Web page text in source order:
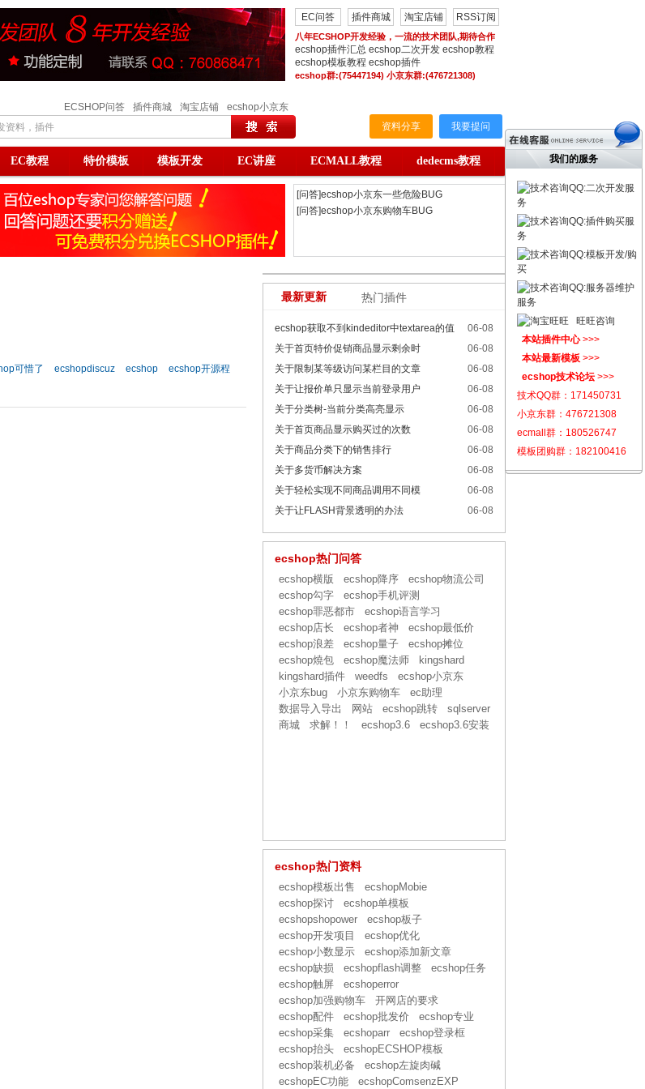
EC问答 插件商城 淘宝店铺 RSS订阅
八年ECSHOP开发经验，一流的技术团队,期待合作
ecshop插件汇总 ecshop二次开发 ecshop教程
ecshop模板教程 ecshop插件
ecshop群:(75447194) 小京东群:(476721308)
资料，插件
ECSHOP问答 插件商城 淘宝店铺
ecshop小京东
资料分享
我要提问
EC教程 特价模板 模板开发 EC讲座 ECMALL教程 dedecms教程
[问答]ecmall 收货15
[问答]kingshard不支持表明大写的
[问答]更改首页文字信息几个小
[问答]ECshop v2.7.3版 夺宝奇兵活
[问答]ecshop3.6如何安装
可惜了 ecshopdiscuz ecshop
ecshop开源程
最新更新
06-08
ecshop获取不到kindeditor中textarea的值
06-08
关于首页特价促销商品显示剩余时
06-08
关于限制某等级访问某栏目的文章
06-08
关于让报价单只显示当前登录用户
06-08
关于分类树-当前分类高亮显示
06-08
关于首页商品显示购买过的次数
06-08
关于商品分类下的销售排行
06-08
关于多货币解决方案
06-08
关于轻松实现不同商品调用不同模
06-08
关于让FLASH背景透明的办法
热门插件
ecshop热门问答
ecshop横版 ecshop降序
ecshop物流公司
ecshop勾字
ecshop手机评测
ecshop罪恶都市
ecshop语言学习
ecshop店长
ecshop者神
ecshop最低价
ecshop浪差
ecshop量子
ecshop摊位
ecshop燒包
ecshop魔法师
kingshard
kingshard插件
weedfs
ecshop小京东
小京东bug
小京东购物车
ec助理
数据导入导出
网站 ecshop跳转
sqlserver
商城
求解！！ ecshop3.6 ecshop3.6安装
ecshop热门资料
ecshop模板出售
ecshopMobie
ecshop探讨
ecshop单模板
ecshopshopower
ecshop板子
ecshop开发项目
ecshop优化
ecshop小数显示
ecshop添加新文章
ecshop缺损
ecshopflash调整
ecshop任务
ecshop触屏
ecshoperror
ecshop加强购物车
开网店的要求
ecshop配件
ecshop批发价
ecshop专业
ecshop采集
ecshoparr
ecshop登录框
ecshop抬头
ecshopECSHOP模板
ecshop装机必备
ecshop左旋肉碱
ecshopEC功能
ecshopComsenzEXP
我们的服务
QQ:二次开发服
务
QQ:插件购买服
务
QQ:模板开发/购
买
QQ:服务器维护
服务
旺旺咨询
本站插件中心>>>
本站最新模板 >>>
ecshop技术论坛 >>>
技术QQ群： 171450731
小京东群： 476721308
ecmall群： 180526747
模板团购群： 182100416